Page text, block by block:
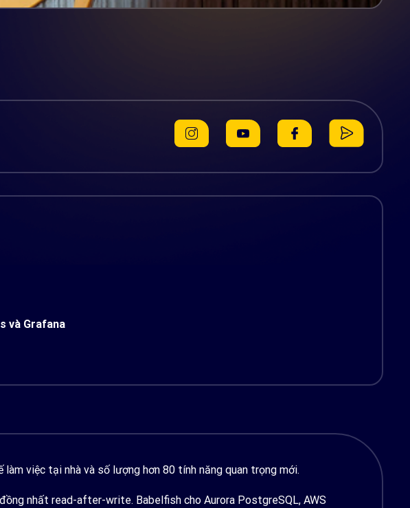
và Grafana
việc tại nhà và số lượng hơn 80 tính năng quan trọng mới.
nhất read-after-write. Babelfish cho Aurora PostgreSQL, AWS